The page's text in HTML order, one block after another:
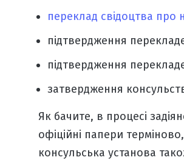
переклад свідоцтва про
підтвердження
підтвердження
затвердження
Як бачите, в процесі
офіційні папери терміново
консульська установа